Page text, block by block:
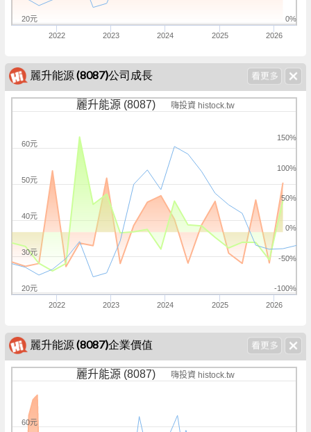
2022 2023 2024 2025 2026
0%
20元
麗升能源 (8087)公司成長
麗升能源 (8087) 嗨投資 histock.tw
2022 2023 2024 2025 2026
-100%
-50%
0%
50%
100%
150%
20元
30元
40元
50元
60元
麗升能源 (8087)企業價值
麗升能源 (8087) 嗨投資 histock.tw
60元